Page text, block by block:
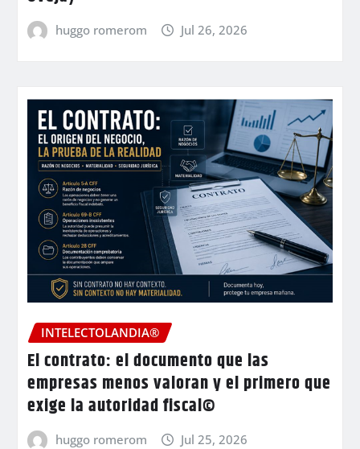
huggo romerom Jul 26, 2026
INTELECTOLANDIA®
El contrato: el documento que las
empresas menos valoran y el primero que
exige la autoridad fiscal©
huggo romerom Jul 25, 2026